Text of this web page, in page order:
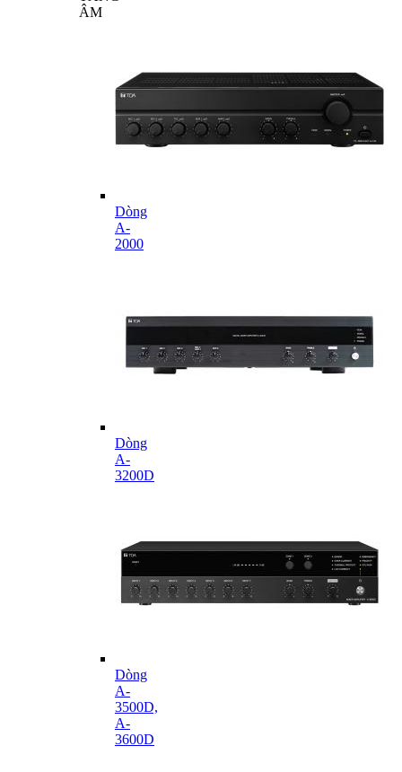
ÂM
Dòng
A-
2000
Dòng
A-
3200D
Dòng
A-
3500D,
A-
3600D